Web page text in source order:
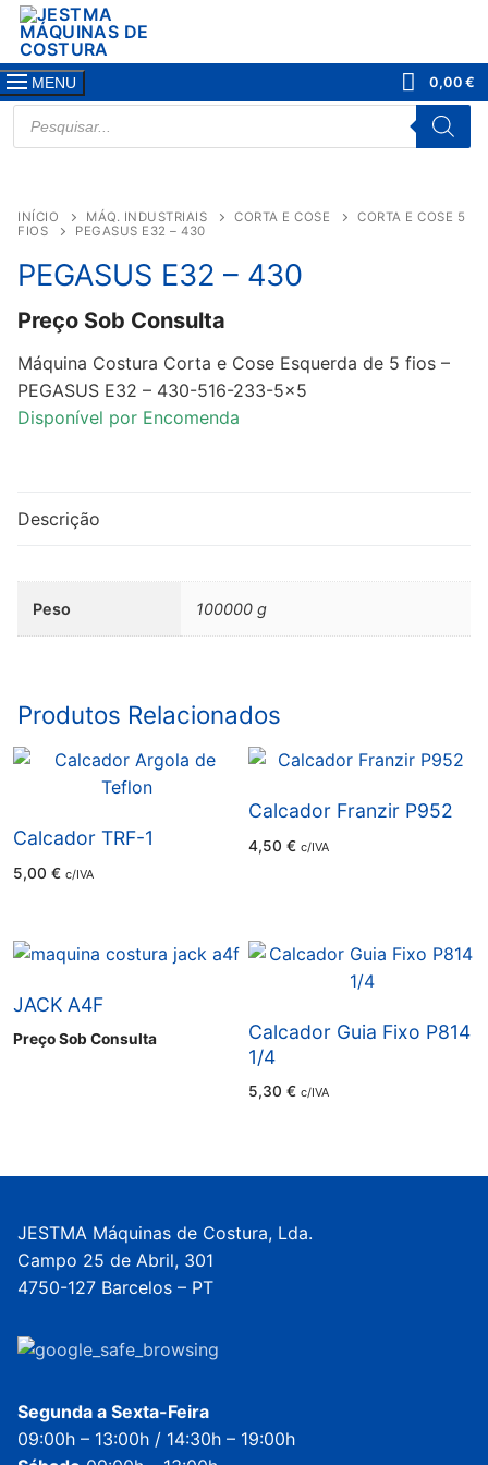
Saltar
para
conteúdo
MENU 0,00€
PRODUCTS
SEARCH
INÍCIO MÁQ. INDUSTRIAIS CORTA E COSE
CORTA E COSE 5
FIOS
PEGASUS E32 – 430
PEGASUS E32 – 430
Preço Sob Consulta
Máquina Costura Corta e Cose Esquerda de 5 fios –
PEGASUS E32 – 430-516-233-5×5
Disponível por Encomenda
Descrição
Peso 100000 g
Produtos Relacionados
Calcador TRF-1
5,00 € c/IVA
Calcador Franzir P952
4,50 € c/IVA
JACK A4F
Preço Sob Consulta
Calcador Guia Fixo P814
1/4
5,30 € c/IVA
JESTMA Máquinas de Costura, Lda.
Campo 25 de Abril, 301
4750-127 Barcelos – PT
Segunda a Sexta-Feira
09:00h – 13:00h / 14:30h – 19:00h